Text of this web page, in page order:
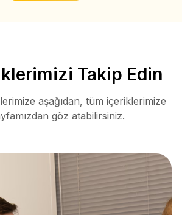
Takip Edin
aşağıdan, tüm içeriklerimize
göz atabilirsiniz.